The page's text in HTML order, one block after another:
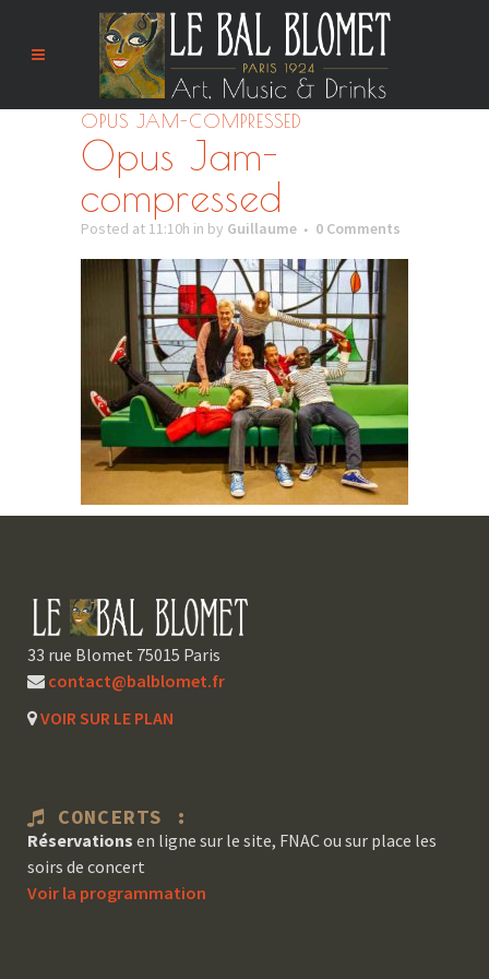
OPUS JAM-COMPRESSED
Opus Jam-
compressed
Posted at 11:10h in by Guillaume 0 Comments
33 rue Blomet 75015 Paris
contact@balblomet.fr
VOIR SUR LE PLAN
CONCERTS :
Réservations en ligne sur le site, FNAC ou sur place les
soirs de concert
Voir la programmation